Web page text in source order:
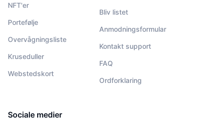
NFT'er
Portefølje
Overvågningsliste
Kruseduller
Webstedskort
Bliv listet
Anmodningsformular
Kontakt support
FAQ
Ordforklaring
Sociale medier